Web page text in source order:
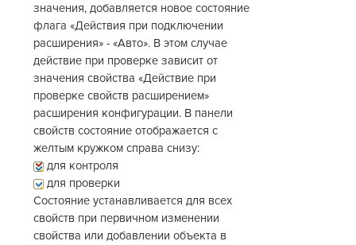
значения, добавляется новое состояние
флага «Действия при подключении
расширения» - «Авто». В этом случае
действие при проверке зависит от
значения свойства «Действие при
проверке свойств расширением»
расширения конфигурации. В панели
свойств состояние отображается с
желтым кружком справа снизу:
для контроля
для проверки
Состояние устанавливается для всех
свойств при первичном изменении
свойства или добавлении объекта в